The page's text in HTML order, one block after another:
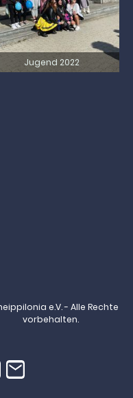
Jugend 2022
e.V. - Alle Rechte
vorbehalten.